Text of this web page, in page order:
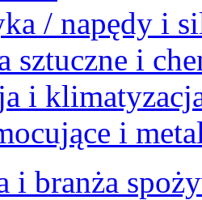
/ napędy i
sztuczne i
i
i
i branża